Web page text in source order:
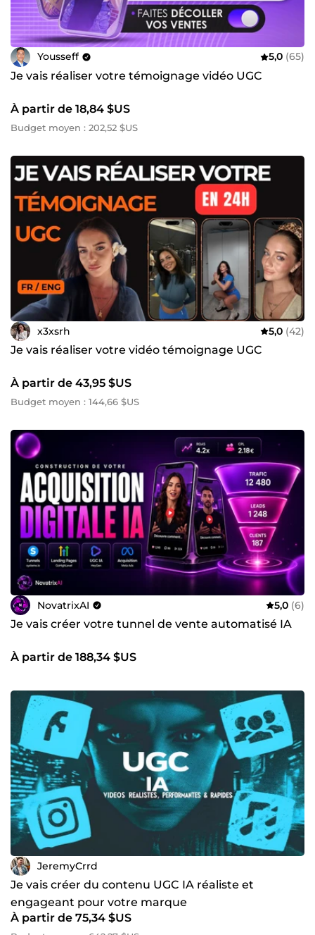
Yousseff 5,0 (65)
Je vais réaliser votre témoignage vidéo UGC
À partir de 18,84 $US
Budget moyen : 202,52 $US
x3xsrh 5,0 (42)
Je vais réaliser votre vidéo témoignage UGC
À partir de 43,95 $US
Budget moyen : 144,66 $US
NovatrixAI 5,0 (6)
Je vais créer votre tunnel de vente automatisé IA
À partir de 188,34 $US
JeremyCrrd
Je vais créer du contenu UGC IA réaliste et
engageant pour votre marque
À partir de 75,34 $US